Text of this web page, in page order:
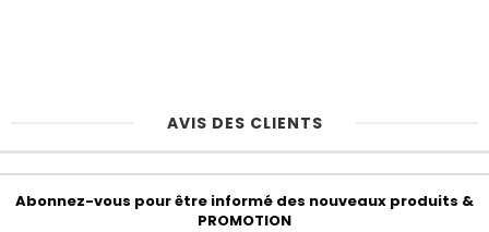
AVIS DES CLIENTS
Abonnez-vous pour être informé des nouveaux produits &
PROMOTION